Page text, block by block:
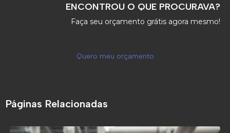
ENCONTROU O QUE PROCURAVA?
Faça seu orçamento grátis agora mesmo!
Quero meu orçamento
Páginas Relacionadas